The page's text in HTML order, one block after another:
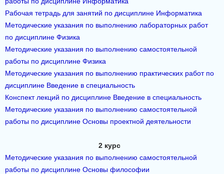
Рабочая тетрадь для занятий по дисциплине Информатика
Методические указания по выполнению лабораторных работ
по дисциплине Физика
Методические указания по выполнению самостоятельной
работы по дисциплине Физика
Методические указания по выполнению практических работ по
дисциплине Введение в специальность
Конспект лекций по дисциплине Введение в специальность
Методические указания по выполнению самостоятельной
работы по дисциплине Основы проектной деятельности
2 курс
Методические указания по выполнению самостоятельной
работы по дисциплине Основы философии